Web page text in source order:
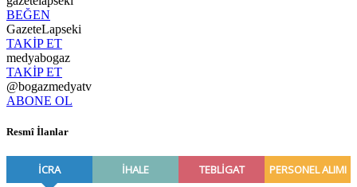
BEĞEN
GazeteLapseki
TAKİP ET
medyabogaz
TAKİP ET
@bogazmedyatv
ABONE OL
Resmî İlanlar